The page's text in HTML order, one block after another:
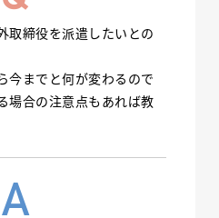
取締役を派遣したいとの
今までと何が変わるので
場合の注意点もあれば教